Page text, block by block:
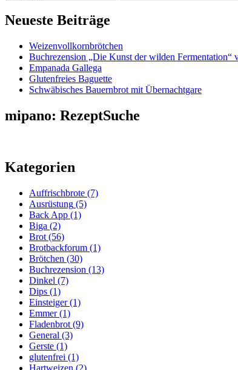
Neueste Beiträge
Weizenvollkornbrötchen
Buchrezension „Die Kunst der wilden Fermentation“
Empanada Gallega
Glutenfreies Baguette
Schwäbisches Bauernbrot mit Übernachtgare
mipano: RezeptSuche
Kategorien
Auffrischbrote (7)
Ausrüstung (5)
Back App (1)
Biga (2)
Brot (56)
Brotbackforum (1)
Brötchen (30)
Buchrezension (13)
Dinkel (7)
Dips (1)
Einsteiger(1)
Emmer(1)
Fladenbrot (9)
General (3)
Gerste (1)
glutenfrei (1)
Hartweizen (2)